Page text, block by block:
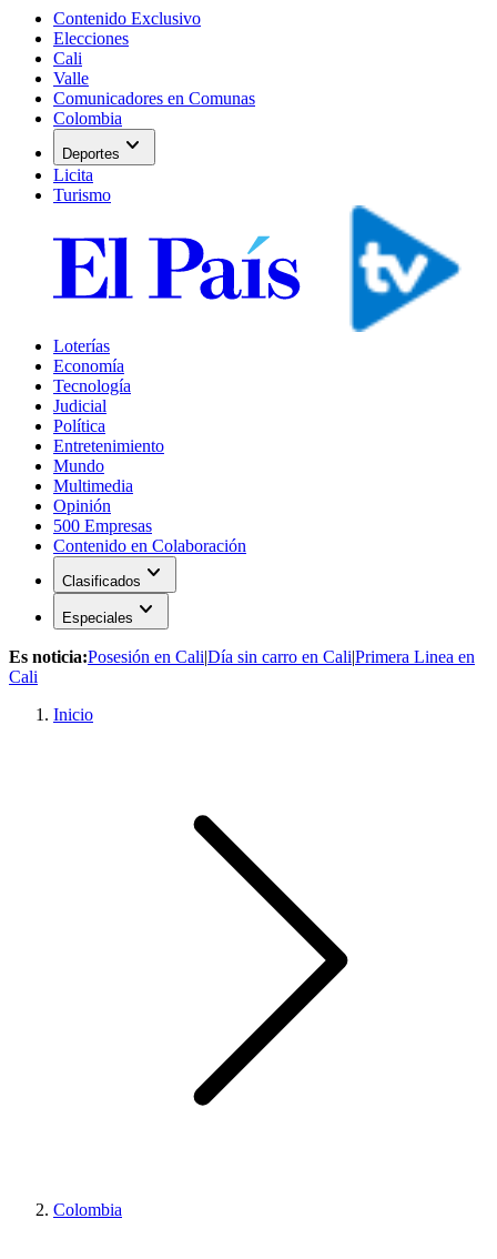
Contenido Exclusivo
Elecciones
Cali
Valle
Comunicadores en Comunas
Colombia
Deportes expand_more
Licita
Turismo
Loterías
Economía
Tecnología
Judicial
Política
Entretenimiento
Mundo
Multimedia
Opinión
500 Empresas
Contenido en Colaboración
Clasificados expand_more
Especiales expand_more
Es noticia:Posesión en Cali|Día sin carro en Cali|Primera Linea en
Cali
Inicio
Colombia